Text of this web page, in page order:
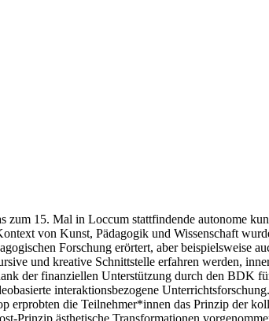
zum 15. Mal in Loccum stattfindende autonome
von Kunst, Pädagogik und Wissenschaft
Forschung erörtert, aber beispielsweise
und kreative Schnittstelle erfahren werden,
der finanziellen Unterstützung durch den BDK
interaktionsbezogene
erprobten die Teilnehmer*innen das Prinzip der
Prinzip ästhetische Transformationen